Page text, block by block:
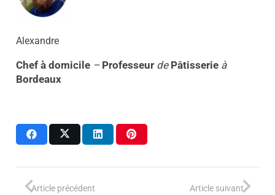
Alexandre
Chef à domicile– Professeurde Pâtisserieà
Bordeaux
Article précédent Article suivant